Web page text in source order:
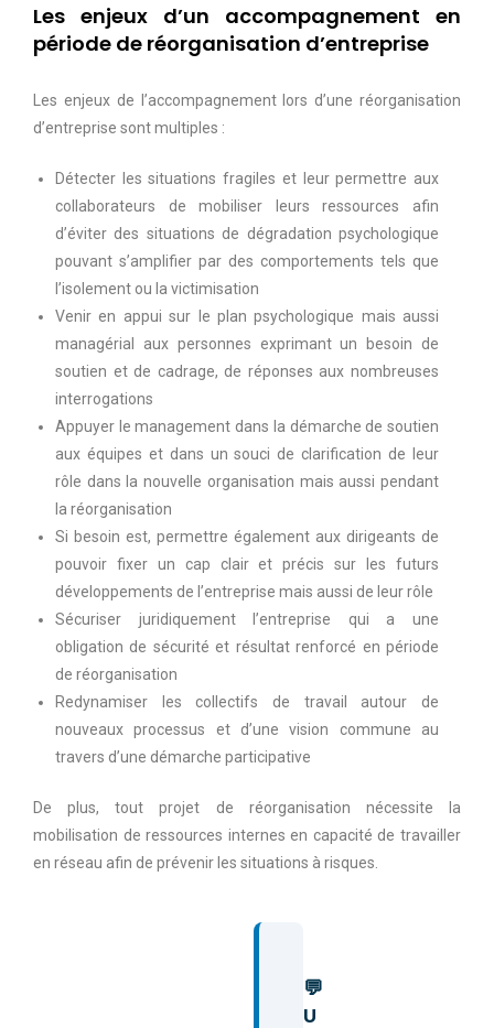
Les enjeux d’un accompagnement en
période de réorganisation d’entreprise
Les enjeux de l’accompagnement lors d’une réorganisation
d’entreprise sont multiples :
Détecter les situations fragiles et leur permettre aux
collaborateurs de mobiliser leurs ressources afin
d’éviter des situations de dégradation psychologique
pouvant s’amplifier par des comportements tels que
l’isolement ou la victimisation
Venir en appui sur le plan psychologique mais aussi
managérial aux personnes exprimant un besoin de
soutien et de cadrage, de réponses aux nombreuses
interrogations
Appuyer le management dans la démarche de soutien
aux équipes et dans un souci de clarification de leur
rôle dans la nouvelle organisation mais aussi pendant
la réorganisation
Si besoin est, permettre également aux dirigeants de
pouvoir fixer un cap clair et précis sur les futurs
développements de l’entreprise mais aussi de leur rôle
Sécuriser juridiquement l’entreprise qui a une
obligation de sécurité et résultat renforcé en période
de réorganisation
Redynamiser les collectifs de travail autour de
nouveaux processus et d’une vision commune au
travers d’une démarche participative
De plus, tout projet de réorganisation nécessite la
mobilisation de ressources internes en capacité de travailler
en réseau afin de prévenir les situations à risques.
💬
U